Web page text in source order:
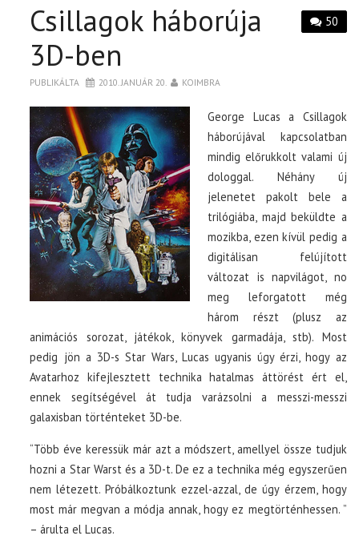
50
Csillagok háborúja
3D-ben
PUBLIKÁLTA 2010. JANUÁR 20. KOIMBRA
George Lucas a Csillagok
háborújával kapcsolatban
mindig előrukkolt valami új
dologgal. Néhány új
jelenetet pakolt bele a
trilógiába, majd beküldte a
mozikba, ezen kívül pedig a
digitálisan felújított
változat is napvilágot, no
meg leforgatott még
három részt (plusz az
animációs sorozat, játékok, könyvek garmadája, stb). Most
pedig jön a 3D-s Star Wars, Lucas ugyanis úgy érzi, hogy az
Avatarhoz kifejlesztett technika hatalmas áttörést ért el,
ennek segítségével át tudja varázsolni a messzi-messzi
galaxisban történteket 3D-be.
“Több éve keressük már azt a módszert, amellyel össze tudjuk
hozni a Star Warst és a 3D-t. De ez a technika még egyszerűen
nem létezett. Próbálkoztunk ezzel-azzal, de úgy érzem, hogy
most már megvan a módja annak, hogy ez megtörténhessen. ”
– árulta el Lucas.